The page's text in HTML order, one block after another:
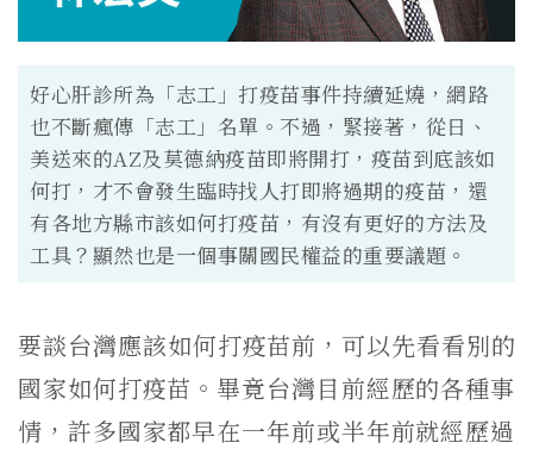
好心肝診所為「志工」打疫苗事件持續延燒，網路
也不斷瘋傳「志工」名單。不過，緊接著，從日、
美送來的AZ及莫德納疫苗即將開打，疫苗到底該如
何打，才不會發生臨時找人打即將過期的疫苗，還
有各地方縣市該如何打疫苗，有沒有更好的方法及
工具？顯然也是一個事關國民權益的重要議題。
要談台灣應該如何打疫苗前，可以先看看別的
國家如何打疫苗。 畢竟台灣目前經歷的各種事
情， 許多國家都早在一年前或半年前就經歷過